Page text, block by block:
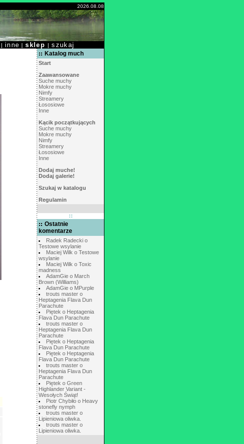
2026.08.08
| inne |sklep |szukaj
Katalog much
Start
Zaawansowane
Suche muchy
Mokre muchy
Nimfy
Streamery
Łososiowe
Inne
Kącik początkujących
Suche muchy
Mokre muchy
Nimfy
Streamery
Łososiowe
Inne
Dodaj muche!
Dodaj galerie!
Szukaj w katalogu
Regulamin
Ostatnie
komentarze
Radek Radecki o
Testowe wsylanie
Maciej Wilk o Testowe
wsylanie
Maciej Wilk o Toxic
madness
AdamGie o March
Brown (Williams)
AdamGie o MPurple
trouts master o
Heptagenia Flava Dun
Parachute
Piętek o Heptagenia
Flava Dun Parachute
trouts master o
Heptagenia Flava Dun
Parachute
Piętek o Heptagenia
Flava Dun Parachute
Piętek o Heptagenia
Flava Dun Parachute
trouts master o
Heptagenia Flava Dun
Parachute
Piętek o Green
Highlander Variant -
Wesołych Świąt!
Piotr Chybiło o Heavy
stonefly nymph
trouts master o
Lipieniowa oliwka.
trouts master o
Lipieniowa oliwka.